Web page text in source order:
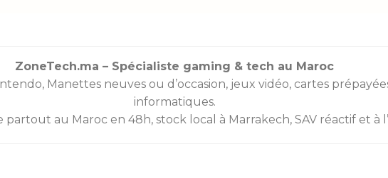
ZoneTech.ma – Spécialiste gaming & tech au Maroc
, Manettesneuves ou d’occasion, jeux vidéo,cartes
informatiques.
partout au Maroc en 48h, stock local à Marrakech, SAV réactif et à